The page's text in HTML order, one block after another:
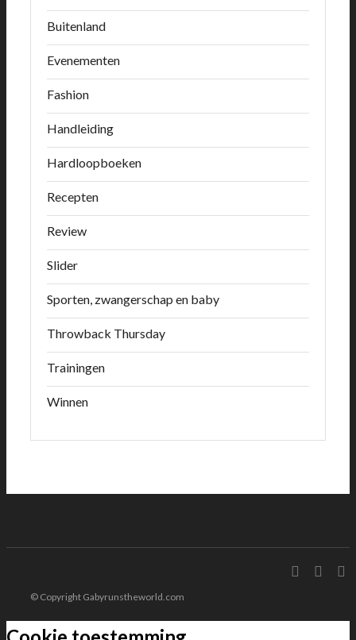
Buitenland
Evenementen
Fashion
Handleiding
Hardloopboeken
Recepten
Review
Slider
Sporten, zwangerschap en baby
Throwback Thursday
Trainingen
Winnen
© Copyright Gabyrunstheworld.com